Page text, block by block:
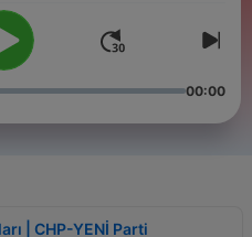
00:00
| CHP-YENİ Parti